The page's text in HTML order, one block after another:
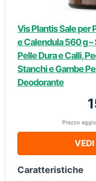
Vis Plantis Sale per
e Calendula 560 g –
Pelle Dura e Calli,
Stanchi e Gambe
Deodorante
Prezzo
Caratteristiche